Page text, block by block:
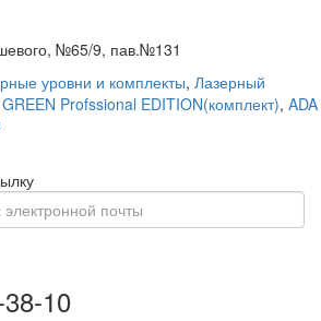
№65/9, пав.№131
уровни и комплекты, Лазерный
Profssional EDITION(комплект), ADA
10